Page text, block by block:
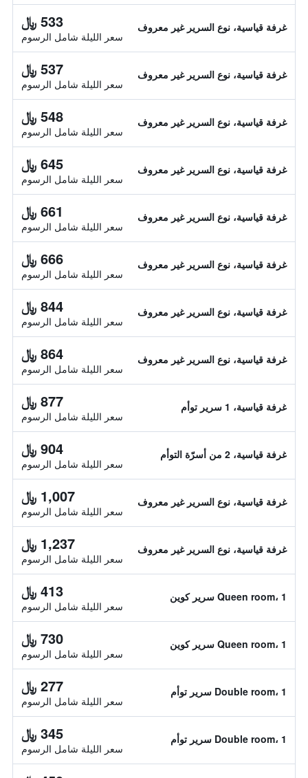
غرفة قياسية، نوع السرير غير معروف 533 ﷼
سعر الليلة شامل الرسوم
غرفة قياسية، نوع السرير غير معروف 537 ﷼
سعر الليلة شامل الرسوم
غرفة قياسية، نوع السرير غير معروف 548 ﷼
سعر الليلة شامل الرسوم
غرفة قياسية، نوع السرير غير معروف 645 ﷼
سعر الليلة شامل الرسوم
غرفة قياسية، نوع السرير غير معروف 661 ﷼
سعر الليلة شامل الرسوم
غرفة قياسية، نوع السرير غير معروف 666 ﷼
سعر الليلة شامل الرسوم
غرفة قياسية، نوع السرير غير معروف 844 ﷼
سعر الليلة شامل الرسوم
غرفة قياسية، نوع السرير غير معروف 864 ﷼
سعر الليلة شامل الرسوم
غرفة قياسية، 1 سرير توأم 877 ﷼
سعر الليلة شامل الرسوم
غرفة قياسية، 2 من أسرّة التوأم 904 ﷼
سعر الليلة شامل الرسوم
غرفة قياسية، نوع السرير غير معروف 1,007 ﷼
سعر الليلة شامل الرسوم
غرفة قياسية، نوع السرير غير معروف 1,237 ﷼
سعر الليلة شامل الرسوم
Queen room، 1 سرير كوين 413 ﷼
سعر الليلة شامل الرسوم
Queen room، 1 سرير كوين 730 ﷼
سعر الليلة شامل الرسوم
Double room، 1 سرير توأم 277 ﷼
سعر الليلة شامل الرسوم
Double room، 1 سرير توأم 345 ﷼
سعر الليلة شامل الرسوم